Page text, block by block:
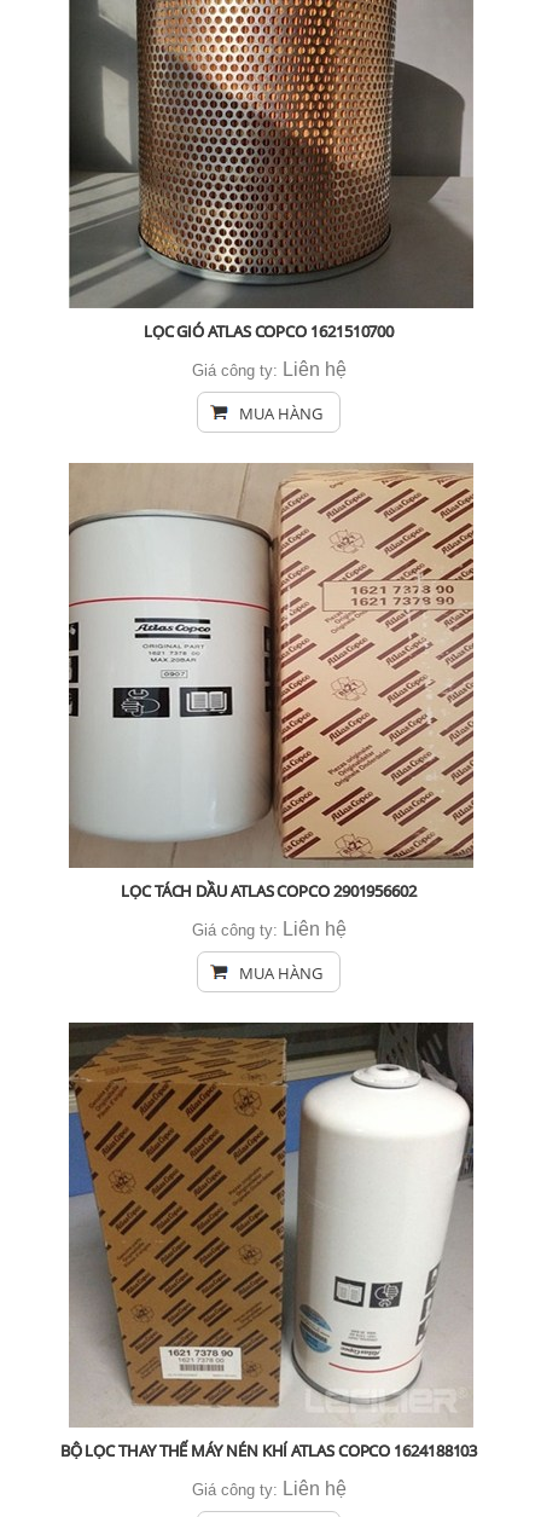
LỌC GIÓ ATLAS COPCO 1621510700
Giá công ty: Liên hệ
MUA HÀNG
LỌC TÁCH DẦU ATLAS COPCO 2901956602
Giá công ty: Liên hệ
MUA HÀNG
BỘ LỌC THAY THẾ MÁY NÉN KHÍ ATLAS COPCO 1624188103
Giá công ty: Liên hệ